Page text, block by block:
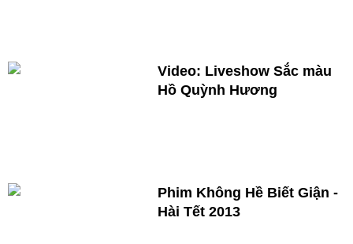
Video: Liveshow Sắc màu
Hồ Quỳnh Hương
Phim Không Hề Biết Giận -
Hài Tết 2013